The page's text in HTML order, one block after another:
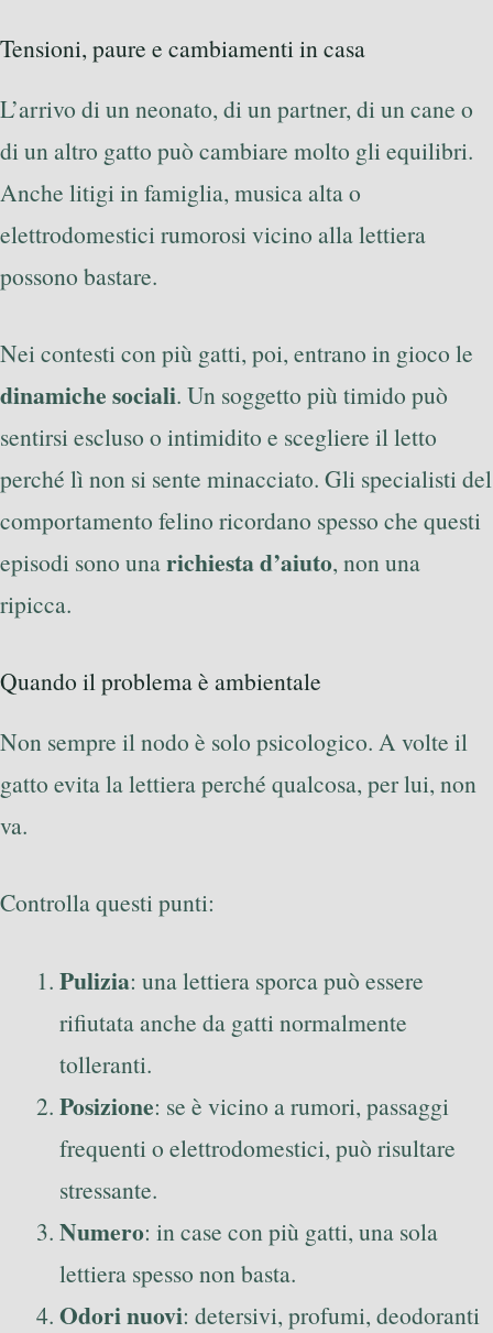
Tensioni, paure e cambiamenti in casa
L’arrivo di un neonato, di un partner, di un cane o
di un altro gatto può cambiare molto gli equilibri.
Anche litigi in famiglia, musica alta o
elettrodomestici rumorosi vicino alla lettiera
possono bastare.
Nei contesti con più gatti, poi, entrano in gioco le
dinamiche sociali. Un soggetto più timido può
sentirsi escluso o intimidito e scegliere il letto
perché lì non si sente minacciato. Gli specialisti del
comportamento felino ricordano spesso che questi
episodi sono unarichiesta d’aiuto, non una
ripicca.
Quando il problema è ambientale
Non sempre il nodo è solo psicologico. A volte il
gatto evita la lettiera perché qualcosa, per lui, non
va.
Controlla questi punti:
Pulizia: una lettiera sporca può essere
rifiutata anche da gatti normalmente
tolleranti.
Posizione: se è vicino a rumori, passaggi
frequenti o elettrodomestici, può risultare
stressante.
Numero: in case con più gatti, una sola
lettiera spesso non basta.
Odori nuovi: detersivi, profumi, deodoranti